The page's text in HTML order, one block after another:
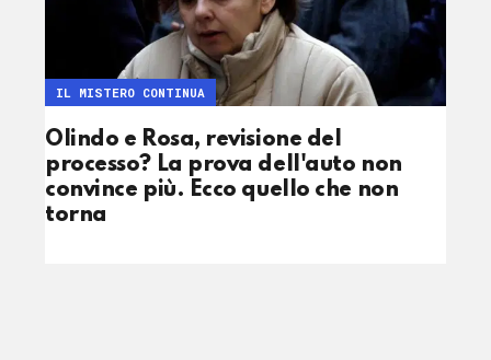
Olindo e Rosa, revisione del
processo? La prova dell'auto non
convince più. Ecco quello che non
torna
IL MISTERO CONTINUA